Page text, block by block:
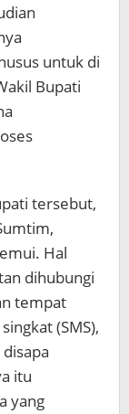
untuk di
Bupati
tersebut,
Hal
dihubungi
tempat
(SMS),
itu
yang